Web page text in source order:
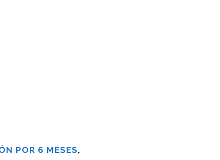
POR 6 MESES,